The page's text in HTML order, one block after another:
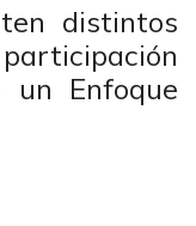
distintos
un Enfoque